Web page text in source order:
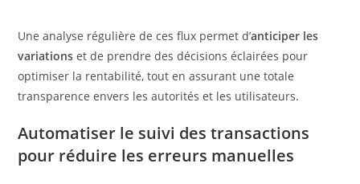
Une analyse régulière de ces flux permet d’anticiper les
variations et de prendre des décisions éclairées pour
optimiser la rentabilité, tout en assurant une totale
transparence envers les autorités et les utilisateurs.
Automatiser le suivi des transactions
pour réduire les erreurs manuelles